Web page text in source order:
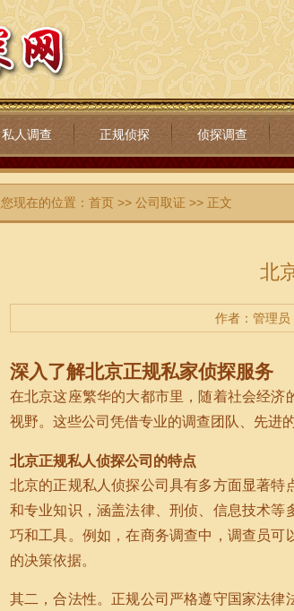
私人调查 正规侦探 侦探调查
您现在的位置： 首页>> 公司取证 >> 正文
北
作者：管理员
深入了解北京正规私家侦探服务
在北京这座繁华的大都市里，随着社会经
视野。这些公司凭借专业的调查团队、先进
北京正规私人侦探公司的特点
北京的正规私人侦探公司具有多方面显著
和专业知识，涵盖法律、刑侦、信息技术
巧和工具。例如，在商务调查中，调查员
的决策依据。
其二，合法性。正规公司严格遵守国家法